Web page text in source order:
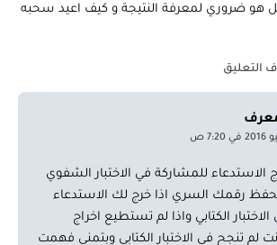
هو ضروري لمعرفة النتيجة و كيف اعيد سحبه
التعليق
الاستدعاء للمشاركة في الاختبار الشفوي
رقمك السري اذا خرج لك الاستدعاء
الكتابي واذا لم تستطيع اخراج
لم تنجح في الاختبار الكتابي وبتمنى فهمت